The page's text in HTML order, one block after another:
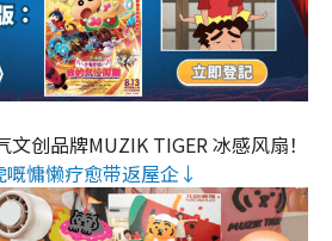
文创品牌MUZIK TIGER 冰感风扇！
慵懒疗愈带返屋企↓